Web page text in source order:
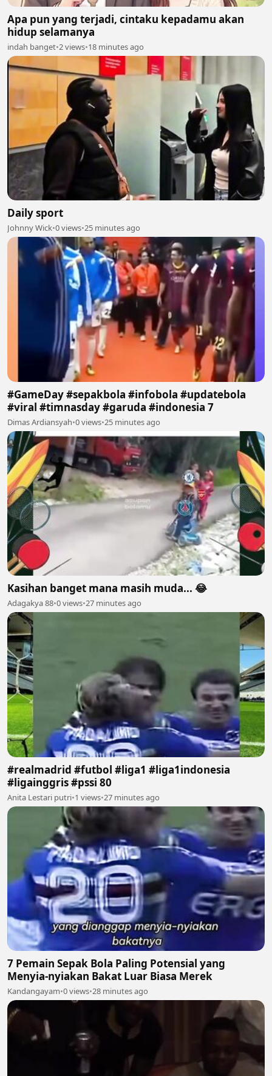
Apa pun yang terjadi, cintaku kepadamu akan
hidup selamanya
indah banget•2 views•18 minutes ago
Daily sport
Johnny Wick•0 views•25 minutes ago
#GameDay #sepakbola #infobola #updatebola
#viral #timnasday #garuda #indonesia 7
Dimas Ardiansyah•0 views•25 minutes ago
Kasihan banget mana masih muda... 😂
Adagakya 88•0 views•27 minutes ago
#realmadrid #futbol #liga1 #liga1indonesia
#ligainggris #pssi 80
Anita Lestari putri•1 views•27 minutes ago
7 Pemain Sepak Bola Paling Potensial yang
Menyia-nyiakan Bakat Luar Biasa Merek
Kandangayam•0 views•28 minutes ago